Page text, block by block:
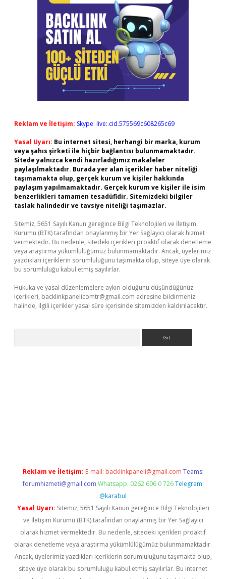
Reklam ve İletişim: Skype: live:.cid.575569c608265c69
Yasal Uyarı: Bu internet sitesi, herhangi bir marka, kurum
veya şahıs şirketi ile hiçbir bağlantısı bulunmamaktadır.
Sitede yalnızca kendi hazırladığımız makaleler
paylaşılmaktadır. Burada yer alan içerikler haber niteliği
taşımamakta olup, gerçek kurum ve kişiler hakkında
paylaşım yapılmamaktadır. Gerçek kurum ve kişiler ile isim
benzerlikleri tamamen tesadüfidir. Sitemizdeki bilgiler
taslak halindedir ve tavsiye niteliği taşımazlar.
Sitemiz, 5651 Sayılı Kanun gereğince Bilgi Teknolojileri ve İletişim
Kurumu (BTK) tarafından onaylanmış bir Yer Sağlayıcı olarak hizmet
vermektedir. Bu nedenle, sitedeki içerikleri proaktif olarak denetleme
veya araştırma yükümlülüğümüz bulunmamaktadır. Ancak, üyelerimiz
yazdıkları içeriklerin sorumluluğunu taşımakta olup, siteye üye olarak
bu sorumluluğu kabul etmiş sayılırlar.
Hukuka ve yasal düzenlemelere aykırı olduğunu düşündüğünüz
içerikleri, backlinkpanelicomtr@gmail.com adresine bildirmeniz
halinde, ilgili içerikler yasal süre içerisinde sitemizden kaldırılacaktır.
Reklam ve İletişim: E-mail: backlinkpaneli@gmail.com Teams:
forumhizmeti@gmail.com Whatsapp: 0262 606 0 726 Telegram:
@karabul
Yasal Uyarı: Sitemiz, 5651 Sayılı Kanun gereğince Bilgi Teknolojileri
ve İletişim Kurumu (BTK) tarafından onaylanmış bir Yer Sağlayıcı
olarak hizmet vermektedir. Bu nedenle, sitedeki içerikleri proaktif
olarak denetleme veya araştırma yükümlülüğümüz bulunmamaktadır.
Ancak, üyelerimiz yazdıkları içeriklerin sorumluluğunu taşımakta olup,
siteye üye olarak bu sorumluluğu kabul etmiş sayılırlar. Bu internet